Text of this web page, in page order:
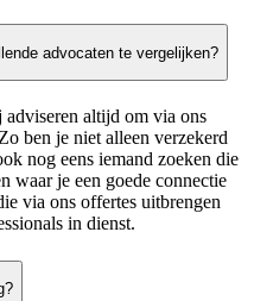
advocaten te vergelijken?
altijd om via ons
ben je niet alleen verzekerd
nog eens iemand zoeken die
waar je een goede connectie
via ons offertes uitbrengen
in dienst.